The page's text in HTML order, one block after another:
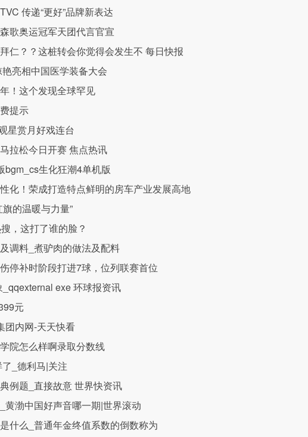
传递“更好”品牌新表达
歌奥运冠军天团代言官宣
仁？？这桩转会你觉得会发生不 每日快报
艳亮相中国医学装备大会
！这个发现全球罕见
提示
星赏月好戏连台
拉松今日开赛 焦点热讯
生化狂潮4单机版
化！荣成打造特点鲜明的房车产业发展高地
的温暖与力量”
，这打了谁的脸？
调料_煮驴肉的做法及配料
停补时阶段打进7球，位列联赛首位
exe 环球报资讯
元
团内网-天天快看
院怎么样啊录取分数线
_德利马|关注
例题_直接故意 世界快资讯
黄渤中国好声音哪一期|世界滚动
什么_普通年金终值系数的倒数称为